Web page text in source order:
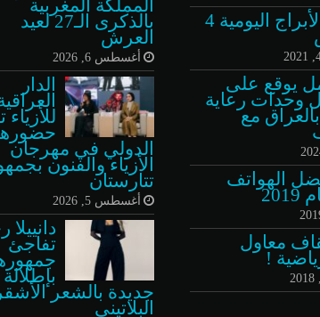
توقعات الأبراج اليومية 4
يوقع على
وحدات رعاية
مع
الهواتف
معاول
!
المملكة المغربية
بالذكرى الـ27 لعيد
العرش
أغسطس 6, 2026
الدار
للأزياء
الدولي في مهرجان
الأزياء والفنون
تتارستان
أغسطس 5, 2026
تفاجئ
بإطلالة
جديدة بالشعر الأشقر
البلاتيني